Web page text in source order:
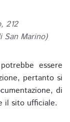
212
San Marino)
essere
pertanto si
di
il sito ufficiale.